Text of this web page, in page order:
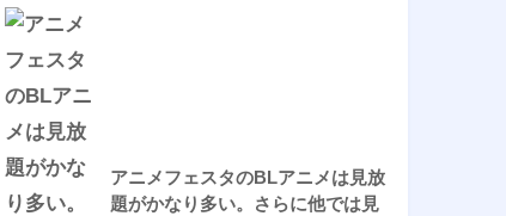
アニメフェスタのBLアニメは見放
題がかなり多い。さらに他では見